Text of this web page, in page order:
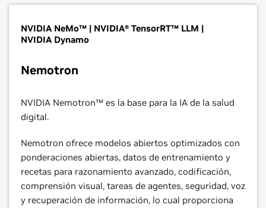
NVIDIA NeMo™ | NVIDIA® TensorRT™ LLM |
NVIDIA Dynamo
Nemotron
NVIDIA Nemotron™ es la base para la IA de la salud
digital.
Nemotron ofrece modelos abiertos optimizados con
ponderaciones abiertas, datos de entrenamiento y
recetas para razonamiento avanzado, codificación,
comprensión visual, tareas de agentes, seguridad, voz
y recuperación de información, lo cual proporciona